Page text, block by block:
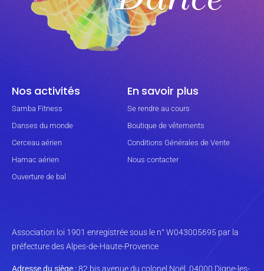
Nos activités
Samba Fitness
Danses du monde
Cerceau aérien
Hamac aérien
Ouverture de bal
En savoir plus
Se rendre au cours
Boutique de vêtements
Conditions Générales de Vente
Nous contacter
Association loi 1901 enregistrée sous le n° W043005695 par la
préfecture des Alpes-de-Haute-Provence
Adresse du siège :82 bis avenue du colonel Noël, 04000 Digne-les-